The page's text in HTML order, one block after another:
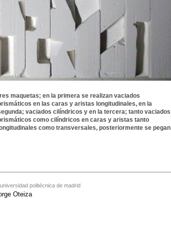
maquetas; en la primera se realizan vaciados
en las caras y aristas longitudinales, en la
vaciados cilíndricos y en la tercera; tanto vaciados
como cilíndricos en caras y aristas tanto
como transversales, posteriormente se pegan
politécnica de madrid
Oteiza